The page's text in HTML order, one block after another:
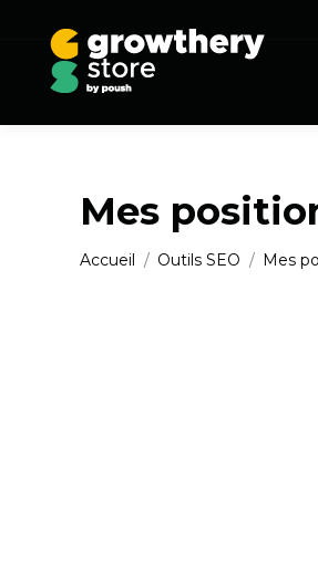
Mes
Vous êtes ici :
Accueil Outils SEO Mes